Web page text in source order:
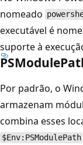
nomeado
executável é
suporte à
Por padrão, o
armazenam
combina esses
$Env:PSModulePath